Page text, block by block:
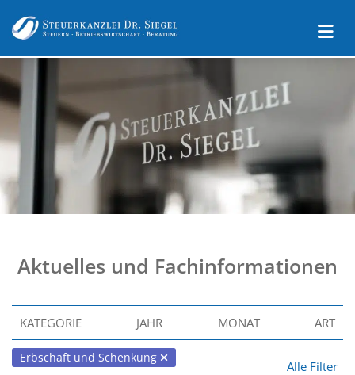
Aktuelles und Fachinformationen
KATEGORIE JAHR MONAT ART
Erbschaft und Schenkung
Alle Filter